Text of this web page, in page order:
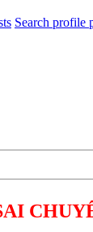
Search profile